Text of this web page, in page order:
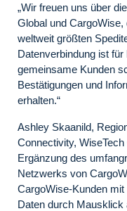
„Wir freuen uns über
Global und
weltweit größten
Datenverbindung ist
gemeinsame Kunden
Bestätigungen und
erhalten.“
Ashley Skaanild,
Connectivity,
Ergänzung des
Netzwerks von
CargoWise-Kunden
Daten durch Mausklick